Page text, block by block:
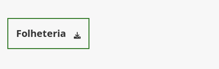
Folheteria